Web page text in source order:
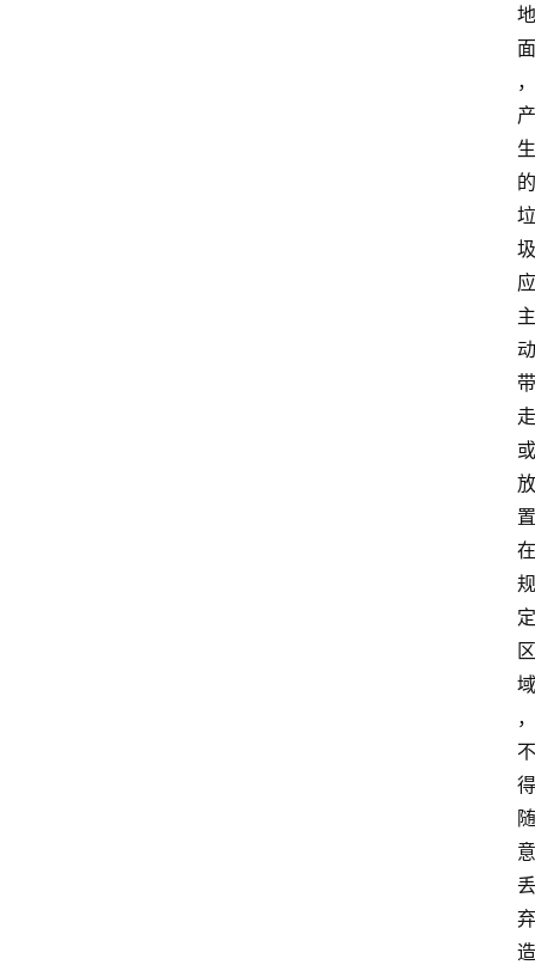
地
面
，
产
生
的
垃
圾
应
主
动
带
走
或
放
置
在
规
定
区
域
，
不
得
随
意
丢
弃
造